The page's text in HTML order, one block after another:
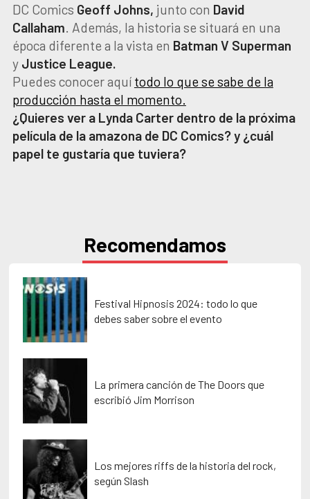
DC Comics Geoff Johns, junto con David
Callaham. Además, la historia se situará en una
época diferente a la vista en Batman V Superman
y Justice League.
Puedes conocer aquí todo lo que se sabe de la
producción hasta el momento.
¿Quieres ver a Lynda Carter dentro de la próxima
película de la amazona de DC Comics? y ¿cuál
papel te gustaría que tuviera?
Recomendamos
Festival Hipnosis 2024: todo lo que
debes saber sobre el evento
La primera canción de The Doors que
escribió Jim Morrison
Los mejores riffs de la historia del rock,
según Slash